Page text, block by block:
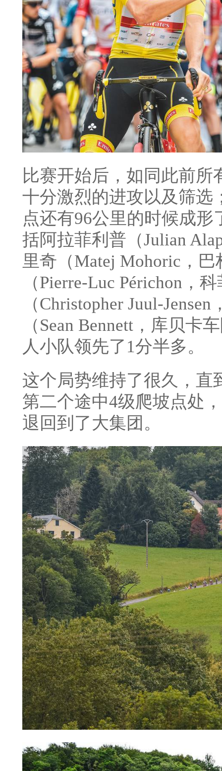
比赛开始后，如同此前
十分激烈的进攻以及筛选
点还有96公里的时候成
括阿拉菲利普（Julian
里奇（Matej Mohoric，
（Pierre-Luc Périchon，
（Christopher Juul-
（Sean Bennett，库贝
人小队领先了1分半多。
这个局势维持了很久，直
第二个途中4级爬坡点处
退回到了大集团。